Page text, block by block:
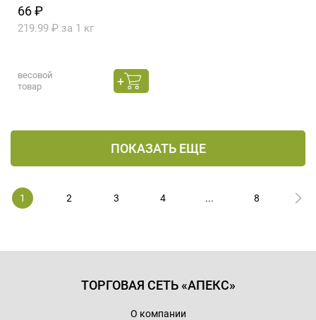
66 ₽
219.99 ₽ за 1 кг
весовой
товар
ПОКАЗАТЬ ЕЩЕ
1 2 3 4 ... 8
ТОРГОВАЯ СЕТЬ «АПЕКС»
О компании